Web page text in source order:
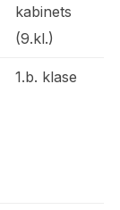
kabinets
(9.kl.)
1.b. klase